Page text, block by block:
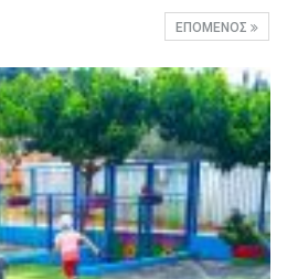
ΕΠΌΜΕΝΟΣ